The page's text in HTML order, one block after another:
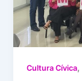
Cultura Cívica,